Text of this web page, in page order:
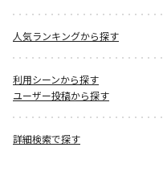
人気ランキングから探す
利用シーンから探す
ユーザー投稿から探す
詳細検索で探す